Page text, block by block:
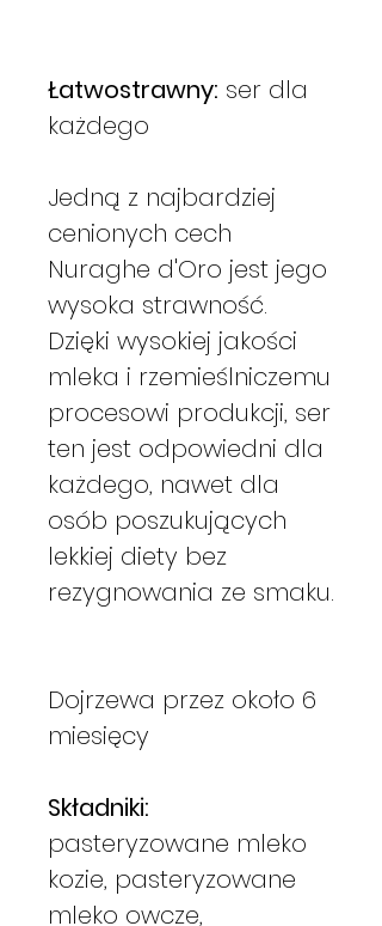
Łatwostrawny: ser dla
każdego
Jedną z najbardziej
cenionych cech
Nuraghe d'Oro jest jego
wysoka strawność.
Dzięki wysokiej jakości
mleka i rzemieślniczemu
procesowi produkcji, ser
ten jest odpowiedni dla
każdego, nawet dla
osób poszukujących
lekkiej diety bez
rezygnowania ze smaku.
Dojrzewa przez około 6
miesięcy
Składniki:
pasteryzowane mleko
kozie, pasteryzowane
mleko owcze,